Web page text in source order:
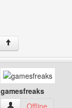
↑
gamesfreaks
gamesfreaks
Offline